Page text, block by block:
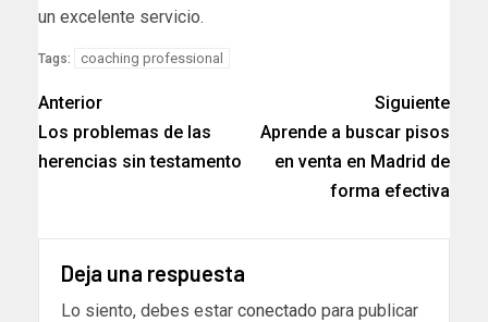
un excelente servicio.
Tags: coaching professional
Anterior
Los problemas de las
herencias sin testamento
Siguiente
Aprende a buscar pisos
en venta en Madrid de
forma efectiva
Deja una respuesta
Lo siento, debes estar conectado para publicar